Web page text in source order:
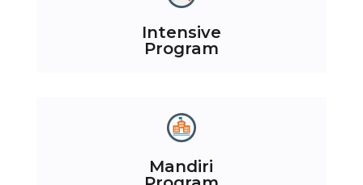
Intensive
Program
Mandiri